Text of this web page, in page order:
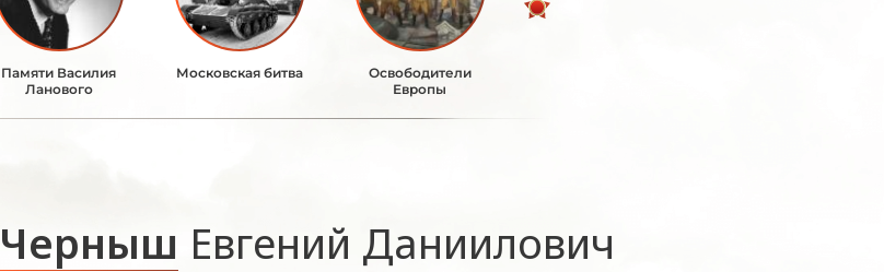
Памяти Василия
Ланового
Московская битва
Освободители
Европы
Черныш Евгений Даниилович